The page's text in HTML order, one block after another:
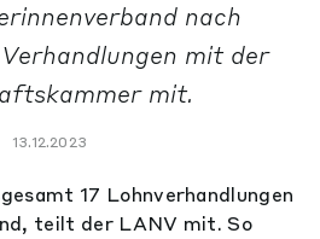
nach
mit der
mit.
13.12.2023
17 Lohnverhandlungen
teilt der LANV mit. So